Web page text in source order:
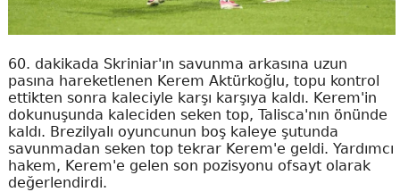
60. dakikada Skriniar'ın savunma arkasına uzun
pasına hareketlenen Kerem Aktürkoğlu, topu kontrol
ettikten sonra kaleciyle karşı karşıya kaldı. Kerem'in
dokunuşunda kaleciden seken top, Talisca'nın önünde
kaldı. Brezilyalı oyuncunun boş kaleye şutunda
savunmadan seken top tekrar Kerem'e geldi. Yardımcı
hakem, Kerem'e gelen son pozisyonu ofsayt olarak
değerlendirdi.